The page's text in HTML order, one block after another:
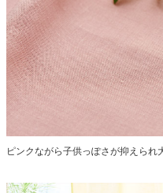
ピンクながら子供っぽさが抑えられ